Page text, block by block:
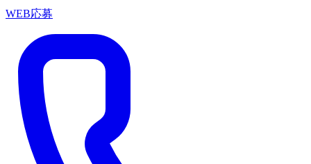
WEB応募